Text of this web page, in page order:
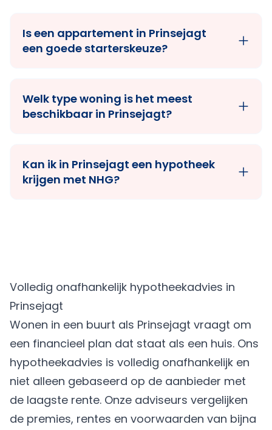
Is een appartement in Prinsejagt
een goede starterskeuze?
Welk type woning is het meest
beschikbaar in Prinsejagt?
Kan ik in Prinsejagt een hypotheek
krijgen met NHG?
Volledig onafhankelijk hypotheekadvies in
Prinsejagt
Wonen in een buurt als Prinsejagt vraagt om
een financieel plan dat staat als een huis. Ons
hypotheekadvies is volledig onafhankelijk en
niet alleen gebaseerd op de aanbieder met
de laagste rente. Onze adviseurs vergelijken
de premies, rentes en voorwaarden van bijna